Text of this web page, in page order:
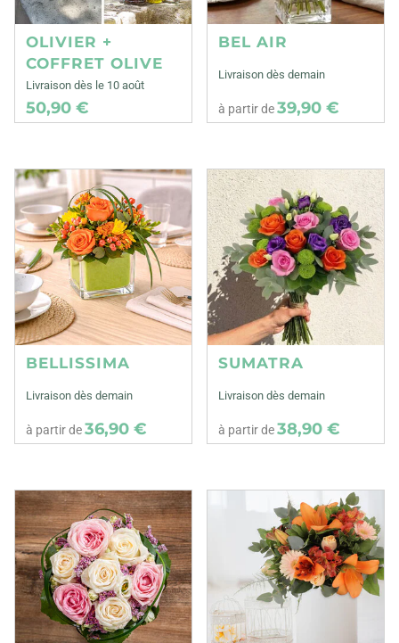
OLIVIER +
COFFRET OLIVE
Livraison dès le 10 août
50,90 €
BEL AIR
Livraison dès demain
à partir de39,90 €
BELLISSIMA
Livraison dès demain
à partir de36,90 €
SUMATRA
Livraison dès demain
à partir de38,90 €